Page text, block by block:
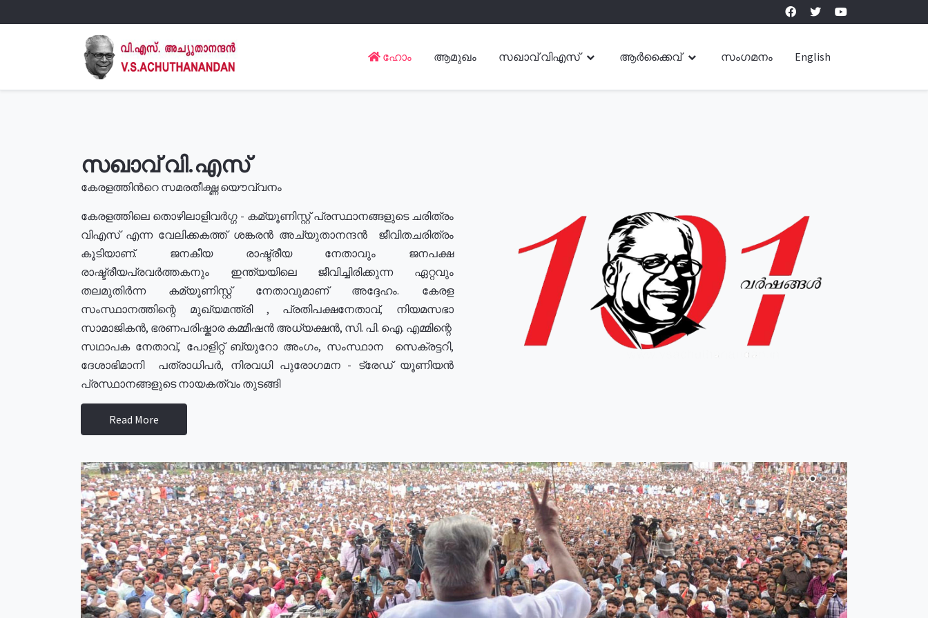
ഹോം ആമുഖം സഖാവ് വിഎസ് ആർക്കൈവ് സംഗമനം English
സഖാവ് വി.എസ്
കേരളത്തിൻറെ സമരതീക്ഷ്ണ യൌവ്വനം
കേരളത്തിലെ തൊഴിലാളിവർഗ്ഗ - കമ്യൂണിസ്റ്റ് പ്രസ്ഥാനങ്ങളുടെ ചരിത്രം
വിഎസ് എന്ന വേലിക്കകത്ത് ശങ്കരൻ അച്യുതാനന്ദൻ ജീവിതചരിത്രം
കൂടിയാണ്. ജനകീയ രാഷ്ട്രീയ നേതാവും ജനപക്ഷ
രാഷ്ട്രീയപ്രവർത്തകനും ഇന്ത്യയിലെ ജീവിച്ചിരിക്കുന്ന ഏറ്റവും
തലമുതിർന്ന കമ്യൂണിസ്റ്റ് നേതാവുമാണ് അദ്ദേഹം. കേരള
സംസ്ഥാനത്തിന്റെ മുഖ്യമന്ത്രി , പ്രതിപക്ഷനേതാവ്, നിയമസഭാ
സാമാജികൻ, ഭരണപരിഷ്കാര കമ്മീഷൻ അധ്യക്ഷൻ, സി. പി. ഐ. എമ്മിന്റെ
സഥാപക നേതാവ്, പോളിറ്റ് ബ്യുറോ അംഗം, സംസ്ഥാന സെക്രട്ടറി,
ദേശാഭിമാനി പത്രാധിപർ, നിരവധി പുരോഗമന - ട്രേഡ് യൂണിയൻ
പ്രസ്ഥാനങ്ങളുടെ നായകത്വം തുടങ്ങി
Read More